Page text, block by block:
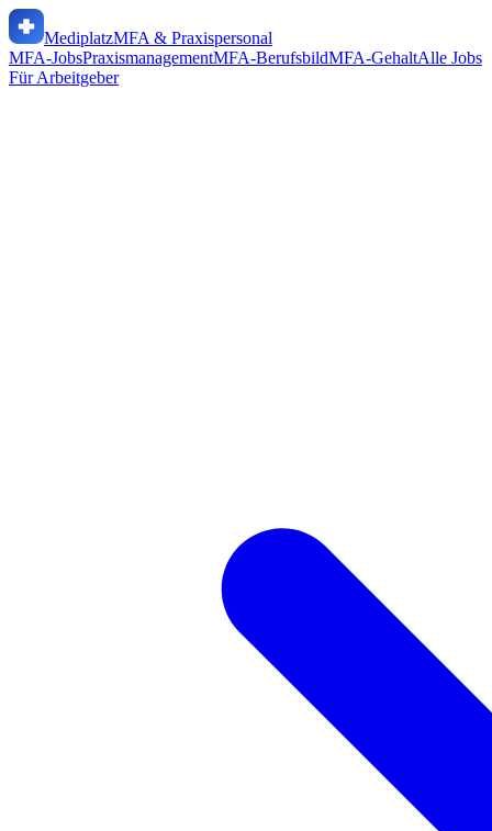
MediplatzMFA & Praxispersonal
MFA-JobsPraxismanagementMFA-BerufsbildMFA-GehaltAlle Jobs
Für Arbeitgeber